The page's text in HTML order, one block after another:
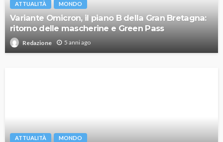
ATTUALITÀ MONDO
Variante Omicron, il piano B della Gran Bretagna:
ritorno delle mascherine e Green Pass
Redazione 5 anni ago
ATTUALITÀ MONDO